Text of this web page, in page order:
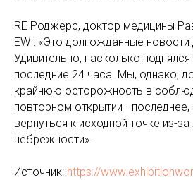
RE Роджерс, доктор медицины
EW : «Это долгожданные
Удивительно, насколько
последние 24 часа. Мы, однако,
крайнюю осторожность в
повторном открытии -
вернуться к исходной точке из-за
небрежности».
Источник: https://